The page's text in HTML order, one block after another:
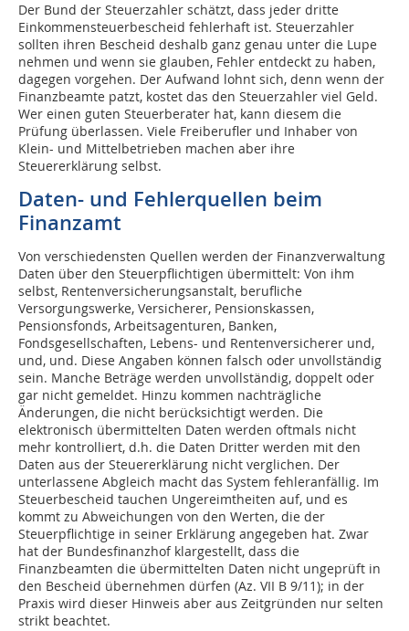
Der Bund der Steuerzahler schätzt, dass jeder dritte
Einkommensteuerbescheid fehlerhaft ist. Steuerzahler
sollten ihren Bescheid deshalb ganz genau unter die Lupe
nehmen und wenn sie glauben, Fehler entdeckt zu haben,
dagegen vorgehen. Der Aufwand lohnt sich, denn wenn der
Finanzbeamte patzt, kostet das den Steuerzahler viel Geld.
Wer einen guten Steuerberater hat, kann diesem die
Prüfung überlassen. Viele Freiberufler und Inhaber von
Klein- und Mittelbetrieben machen aber ihre
Steuererklärung selbst.
Daten- und Fehlerquellen beim
Finanzamt
Von verschiedensten Quellen werden der Finanzverwaltung
Daten über den Steuerpflichtigen übermittelt: Von ihm
selbst, Rentenversicherungsanstalt, berufliche
Versorgungswerke, Versicherer, Pensionskassen,
Pensionsfonds, Arbeitsagenturen, Banken,
Fondsgesellschaften, Lebens- und Rentenversicherer und,
und, und. Diese Angaben können falsch oder unvollständig
sein. Manche Beträge werden unvollständig, doppelt oder
gar nicht gemeldet. Hinzu kommen nachträgliche
Änderungen, die nicht berücksichtigt werden. Die
elektronisch übermittelten Daten werden oftmals nicht
mehr kontrolliert, d.h. die Daten Dritter werden mit den
Daten aus der Steuererklärung nicht verglichen. Der
unterlassene Abgleich macht das System fehleranfällig. Im
Steuerbescheid tauchen Ungereimtheiten auf, und es
kommt zu Abweichungen von den Werten, die der
Steuerpflichtige in seiner Erklärung angegeben hat. Zwar
hat der Bundesfinanzhof klargestellt, dass die
Finanzbeamten die übermittelten Daten nicht ungeprüft in
den Bescheid übernehmen dürfen (Az. VII B 9/11); in der
Praxis wird dieser Hinweis aber aus Zeitgründen nur selten
strikt beachtet.